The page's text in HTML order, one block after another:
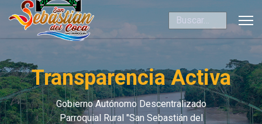
Buscar
Transparencia Activa
Gobierno Autónomo Descentralizado
Parroquial Rural "San Sebastián del